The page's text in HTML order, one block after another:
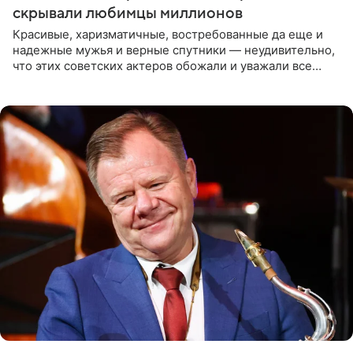
скрывали любимцы миллионов
Красивые, харизматичные, востребованные да еще и
надежные мужья и верные спутники — неудивительно,
что этих советских актеров обожали и уважали все